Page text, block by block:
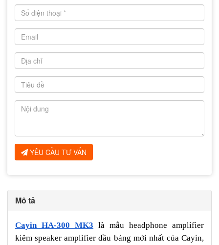
YÊU CẦU TƯ VẤN
Mô tả
Cayin HA-300 MK3 là mẫu headphone amplifier
kiêm speaker amplifier đầu bảng mới nhất của Cayin,